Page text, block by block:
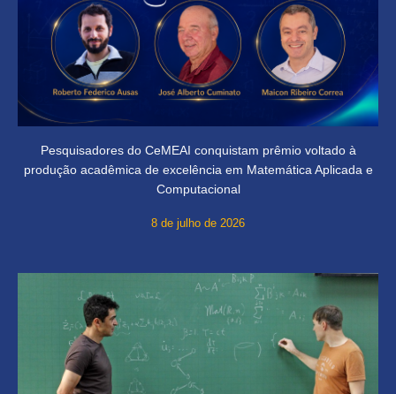
Pesquisadores do CeMEAI conquistam prêmio voltado à
produção acadêmica de excelência em Matemática Aplicada e
Computacional
8 de julho de 2026